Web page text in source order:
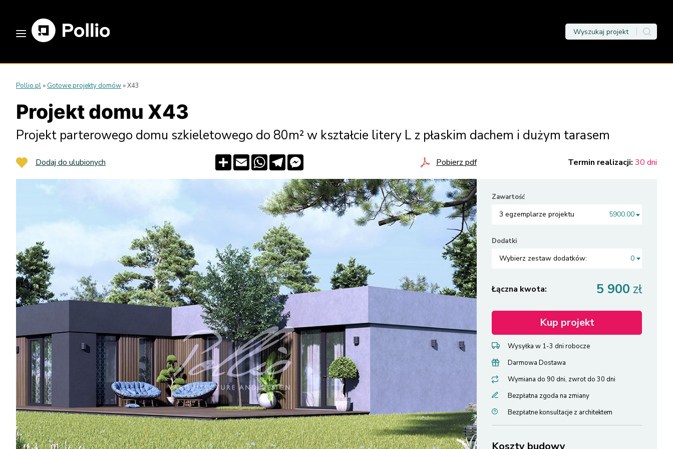
Pollio.pl » Gotowe projekty domów »X43
Projekt domu X43
Projekt parterowego domu szkieletowego do 80m² w kształcie litery L z płaskim dachem i dużym tarasem
Dodaj do ulubionych ShareEmailWhatsApp
Telegram Pobierz pdf Termin realizacji: 30 dni
Zawartość
3 egzemplarze projektu 5900.00
Dodatki
Wybierz zestaw dodatków: 0
Łączna kwota: 5 900 zł
Kup projekt
Wysyłka w 1-3 dni robocze
Darmowa Dostawa
Wymiana do 90 dni, zwrot do 30 dni
Bezpłatna zgoda na zmiany
Bezpłatne konsultacje z architektem
Koszty budowy